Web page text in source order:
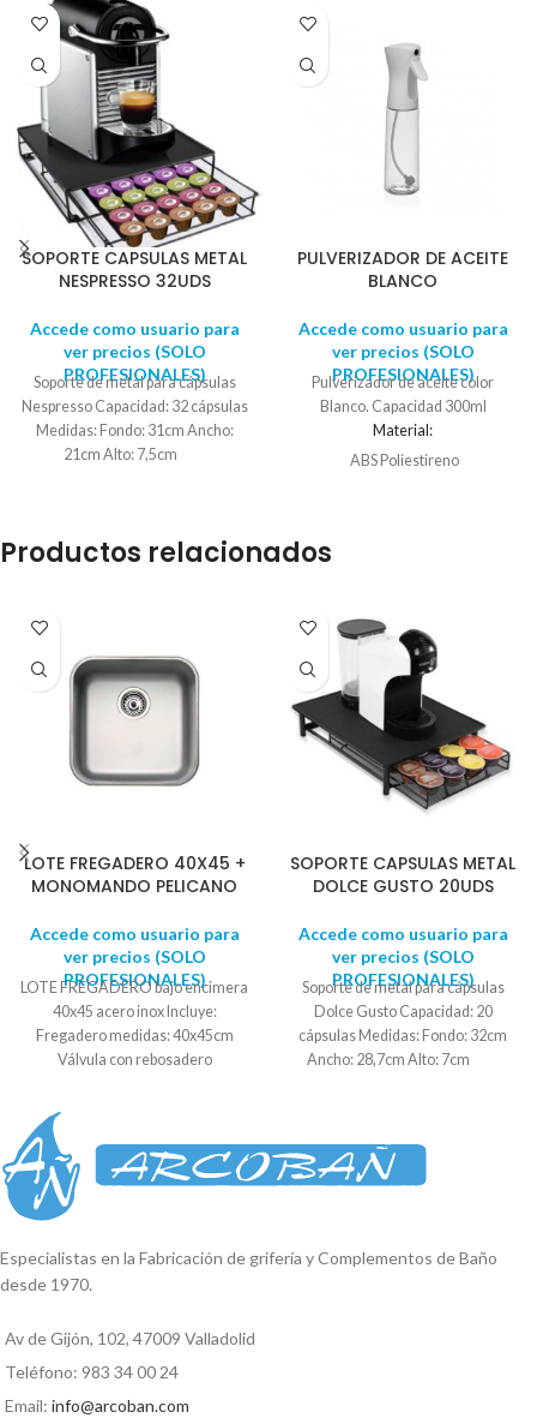
SOPORTE CAPSULAS METAL
NESPRESSO 32UDS
Accede como usuario para
ver precios (SOLO
PROFESIONALES)
Soporte de metal para cápsulas
Nespresso Capacidad: 32 cápsulas
Medidas: Fondo: 31cm Ancho:
21cm Alto: 7,5cm
PULVERIZADOR DE ACEITE
BLANCO
Accede como usuario para
ver precios (SOLO
PROFESIONALES)
Pulverizador de aceite color
Blanco. Capacidad 300ml
Material:
ABS Poliestireno
24.5 cm.
Productos relacionados
LOTE FREGADERO 40X45 +
MONOMANDO PELICANO
Accede como usuario para
ver precios (SOLO
PROFESIONALES)
LOTE FREGADERO bajo encimera
40x45 acero inox Incluye:
Fregadero medidas: 40x45cm
Válvula con rebosadero
Monomando freg. Pelícano acero
inox
SOPORTE CAPSULAS METAL
DOLCE GUSTO 20UDS
Accede como usuario para
ver precios (SOLO
PROFESIONALES)
Soporte de metal para cápsulas
Dolce Gusto Capacidad: 20
cápsulas Medidas: Fondo: 32cm
Ancho: 28,7cm Alto: 7cm
Especialistas en la Fabricación de grifería y Complementos de Baño
desde 1970.
Av de Gijón, 102, 47009 Valladolid
Teléfono: 983 34 00 24
Email: info@arcoban.com